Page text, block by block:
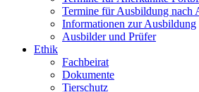
Termine für Ausbildung nach
Informationen zur Ausbildung
Ausbilder und Prüfer
Ethik
Fachbeirat
Dokumente
Tierschutz